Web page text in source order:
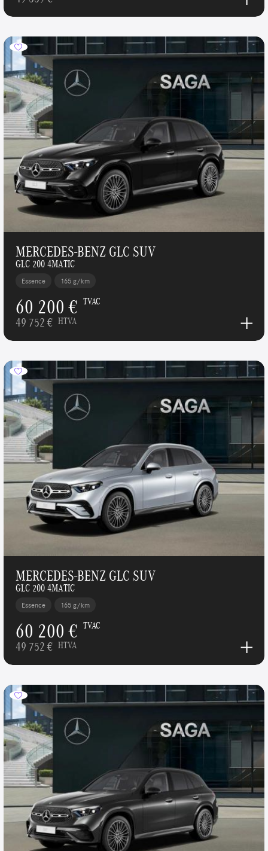
MERCEDES-BENZ GLC SUV
GLC 200 4MATIC
Essence 165 g/km
60 200 € TVAC
49 752 € HTVA
MERCEDES-BENZ GLC SUV
GLC 200 4MATIC
Essence 165 g/km
60 200 € TVAC
49 752 € HTVA